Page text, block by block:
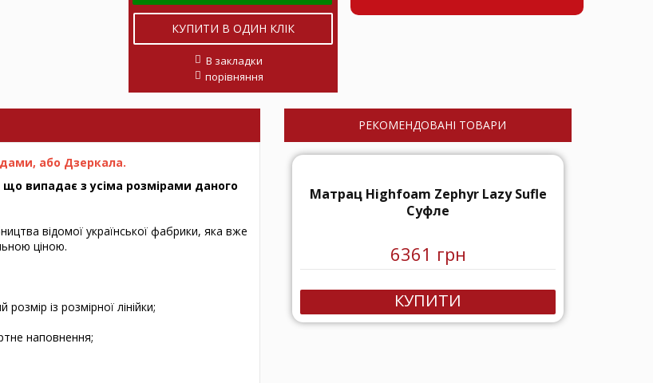
В закладки
порівняння
або Дзеркала.
випадає з усіма розмірами даного
відомої української фабрики, яка вже
ціною.
із розмірної лінійки;
наповнення;
РЕКОМЕНДОВАНІ ТОВАРИ
Матрац Highfoam Zephyr Lazy Sufle
Суфле
6361 грн
КУПИТИ